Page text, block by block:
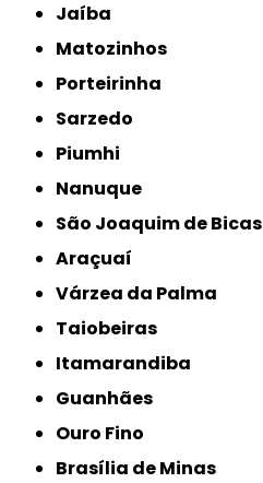
Jaíba
Matozinhos
Porteirinha
Sarzedo
Piumhi
Nanuque
São Joaquim de Bicas
Araçuaí
Várzea da Palma
Taiobeiras
Itamarandiba
Guanhães
Ouro Fino
Brasília de Minas